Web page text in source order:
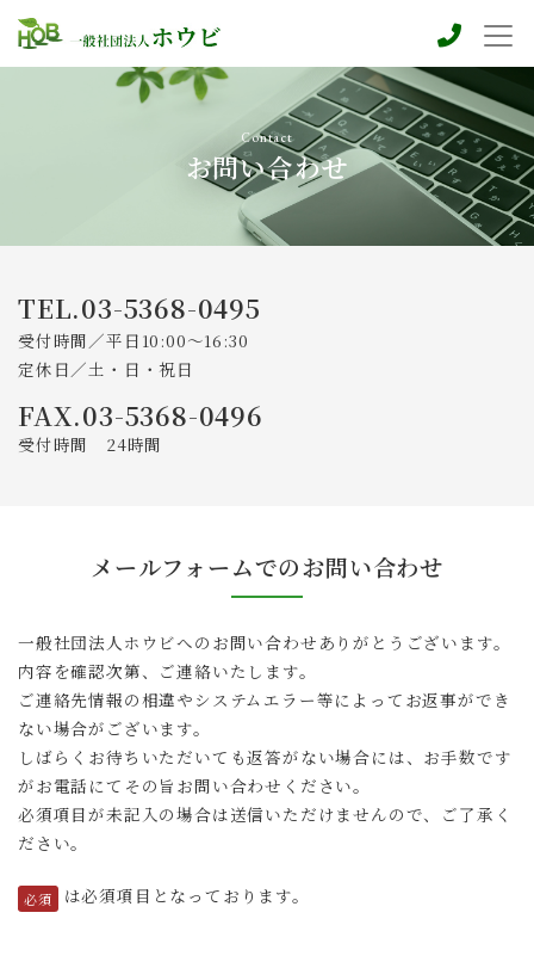
Contact
お問い合わせ
TEL.03-5368-0495
受付時間／平日10:00～16:30
定休日／土・日・祝日
FAX.03-5368-0496
受付時間 24時間
メールフォームでのお問い合わせ
一般社団法人ホウビへのお問い合わせありがとうございます。
内容を確認次第、ご連絡いたします。
ご連絡先情報の相違やシステムエラー等によってお返事ができ
ない場合がございます。
しばらくお待ちいただいても返答がない場合には、お手数です
がお電話にてその旨お問い合わせください。
必須項目が未記入の場合は送信いただけませんので、ご了承く
ださい。
は必須項目となっております。